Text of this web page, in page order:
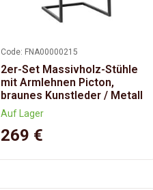
Code: FNA00000215
2er-Set Massivholz-Stühle
mit Armlehnen Picton,
braunes Kunstleder / Metall
Auf Lager
269 €